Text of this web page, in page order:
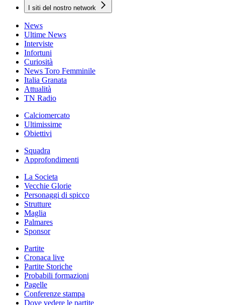
I siti del nostro network
News
Ultime News
Interviste
Infortuni
Curiosità
News Toro Femminile
Italia Granata
Attualità
TN Radio
Calciomercato
Ultimissime
Obiettivi
Squadra
Approfondimenti
La Societa
Vecchie Glorie
Personaggi di spicco
Strutture
Maglia
Palmares
Sponsor
Partite
Cronaca live
Partite Storiche
Probabili formazioni
Pagelle
Conferenze stampa
Dove vedere le partite